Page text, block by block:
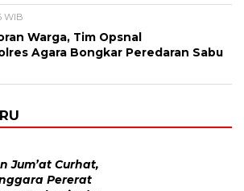
WIB
Warga, Tim Opsnal
Agara Bongkar Peredaran Sabu
Jum’at Curhat,
Pererat